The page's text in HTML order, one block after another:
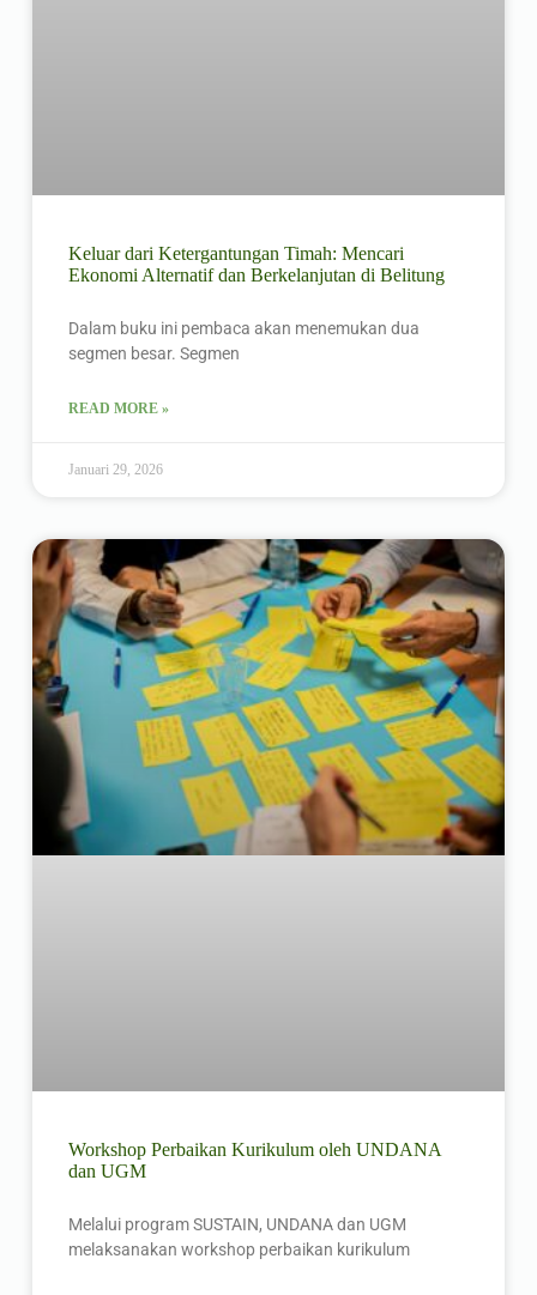
Keluar dari Ketergantungan Timah: Mencari
Ekonomi Alternatif dan Berkelanjutan di Belitung
Dalam buku ini pembaca akan menemukan dua
segmen besar. Segmen
READ MORE »
Januari 29, 2026
Workshop Perbaikan Kurikulum oleh UNDANA
dan UGM
Melalui program SUSTAIN, UNDANA dan UGM
melaksanakan workshop perbaikan kurikulum